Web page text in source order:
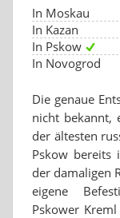
In Moskau
In Kazan
In Pskow
In Novogrod
Die genaue
nicht bekannt,
der ältesten
Pskow bereits
der damaligen
eigene
Pskower